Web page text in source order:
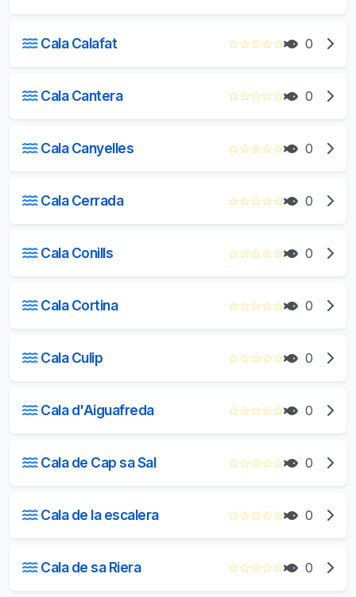
Cala Calafat ☆☆☆☆☆ 0
Cala Cantera ☆☆☆☆☆ 0
Cala Canyelles ☆☆☆☆☆ 0
Cala Cerrada ☆☆☆☆☆ 0
Cala Conills ☆☆☆☆☆ 0
Cala Cortina ☆☆☆☆☆ 0
Cala Culip ☆☆☆☆☆ 0
Cala d'Aiguafreda ☆☆☆☆☆ 0
Cala de Cap sa Sal ☆☆☆☆☆ 0
Cala de la escalera ☆☆☆☆☆ 0
Cala de sa Riera ☆☆☆☆☆ 0